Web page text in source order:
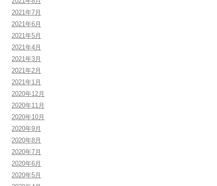
2021年7月
2021年6月
2021年5月
2021年4月
2021年3月
2021年2月
2021年1月
2020年12月
2020年11月
2020年10月
2020年9月
2020年8月
2020年7月
2020年6月
2020年5月